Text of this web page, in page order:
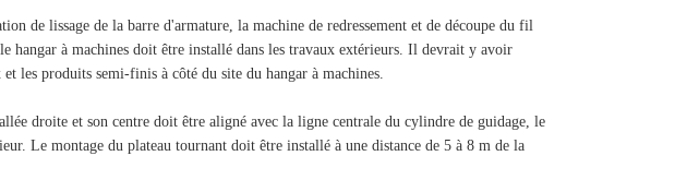
de lissage de la barre d'armature, la machine de redressement et de découpe du fil
hangar à machines doit être installé dans les travaux extérieurs. Il devrait y avoir
les produits semi-finis à côté du site du hangar à machines.
droite et son centre doit être aligné avec la ligne centrale du cylindre de guidage, le
Le montage du plateau tournant doit être installé à une distance de 5 à 8 m de la